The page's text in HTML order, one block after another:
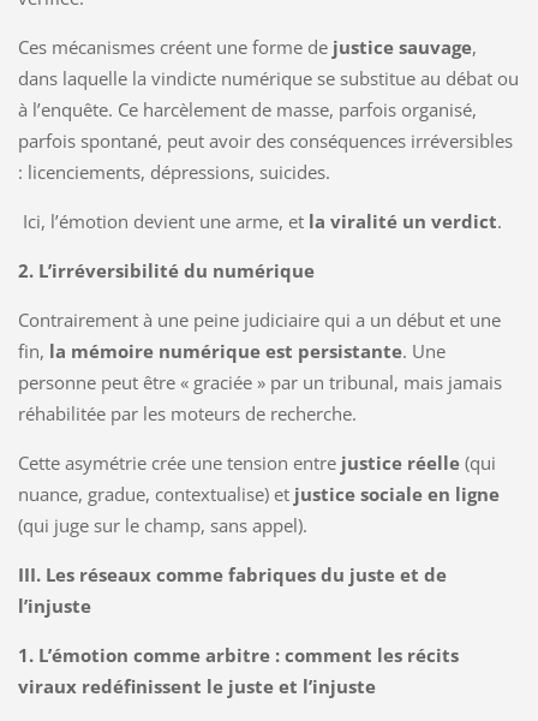
Ces mécanismes créent une forme de justice sauvage,
dans laquelle la vindicte numérique se substitue au débat ou
à l’enquête. Ce harcèlement de masse, parfois organisé,
parfois spontané, peut avoir des conséquences irréversibles
: licenciements, dépressions, suicides.
Ici, l’émotion devient une arme, et la viralité un verdict.
2. L’irréversibilité du numérique
Contrairement à une peine judiciaire qui a un début et une
fin, la mémoire numérique est persistante. Une
personne peut être « graciée » par un tribunal, mais jamais
réhabilitée par les moteurs de recherche.
Cette asymétrie crée une tension entre justice réelle(qui
nuance, gradue, contextualise) et justice sociale en ligne
(qui juge sur le champ, sans appel).
III. Les réseaux comme fabriques du juste et de
l’injuste
1. L’émotion comme arbitre : comment les récits
viraux redéfinissent le juste et l’injuste